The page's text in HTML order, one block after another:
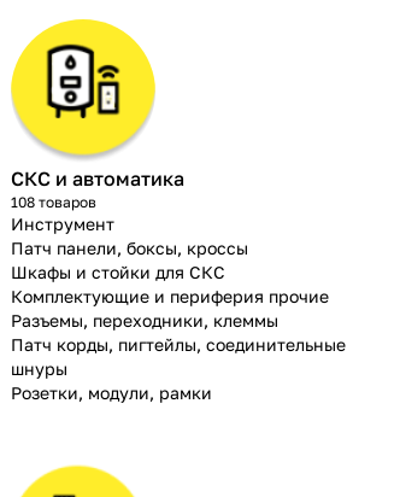
СКС и автоматика
108 товаров
Инструмент
Патч панели, боксы, кроссы
Шкафы и стойки для СКС
Комплектующие и периферия прочие
Разъемы, переходники, клеммы
Патч корды, пигтейлы, соединительные
шнуры
Розетки, модули, рамки